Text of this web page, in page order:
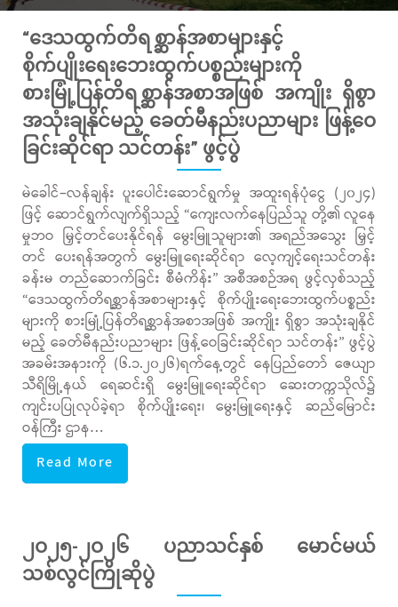
“ဒေသထွက်တိရစ္ဆာန်အစာများနှင့်
စိုက်ပျိုးရေးဘေးထွက်ပစ္စည်းများကို
စားမြုံ့ပြန်တိရစ္ဆာန်အစာအဖြစ် အကျိုး ရှိစွာ
အသုံးချနိုင်မည့် ခေတ်မီနည်းပညာများ ဖြန့်ဝေ
ခြင်းဆိုင်ရာ သင်တန်း” ဖွင့်ပွဲ
မဲခေါင်–လန်ချန်း ပူးပေါင်းဆောင်ရွက်မှု အထူးရန်ပုံငွေ (၂၀၂၄)
ဖြင့် ဆောင်ရွက်လျက်ရှိသည့် “ကျေးလက်နေပြည်သူ တို့၏ လူနေ
မှုဘဝ မြှင့်တင်ပေးနိုင်ရန် မွေးမြူသူများ၏ အရည်အသွေး မြှင့်
တင် ပေးရန်အတွက် မွေးမြူရေးဆိုင်ရာ လေ့ကျင့်ရေးသင်တန်း
ခန်းမ တည်ဆောက်ခြင်း စီမံကိန်း” အစီအစဉ်အရ ဖွင့်လှစ်သည့်
“ဒေသထွက်တိရစ္ဆာန်အစာများနှင့် စိုက်ပျိုးရေးဘေးထွက်ပစ္စည်း
များကို စားမြုံ့ပြန်တိရစ္ဆာန်အစာအဖြစ် အကျိုး ရှိစွာ အသုံးချနိုင်
မည့် ခေတ်မီနည်းပညာများ ဖြန့်ဝေခြင်းဆိုင်ရာ သင်တန်း” ဖွင့်ပွဲ
အခမ်းအနားကို (၆.၁.၂၀၂၆)ရက်နေ့တွင် နေပြည်တော် ဇေယျာ
သီရိမြို့နယ် ရေဆင်းရှိ မွေးမြူရေးဆိုင်ရာ ဆေးတက္ကသိုလ်၌
ကျင်းပပြုလုပ်ခဲ့ရာ စိုက်ပျိုးရေး၊ မွေးမြူရေးနှင့် ဆည်မြောင်း
ဝန်ကြီး ဌာန…
Read More
၂ဝ၂၅-၂ဝ၂၆ ပညာသင်နှစ် မောင်မယ်
သစ်လွင်ကြိုဆိုပွဲ